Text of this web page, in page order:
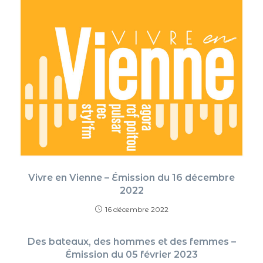
Vivre en Vienne – Émission du 16 décembre
2022
16 décembre 2022
Des bateaux, des hommes et des femmes –
Émission du 05 février 2023